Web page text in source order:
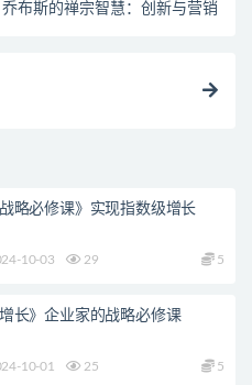
乔布斯的禅宗智慧：创新与营销
略必修课》实现指数级增长
10-03 29 5
长》企业家的战略必修课
10-01 25 5